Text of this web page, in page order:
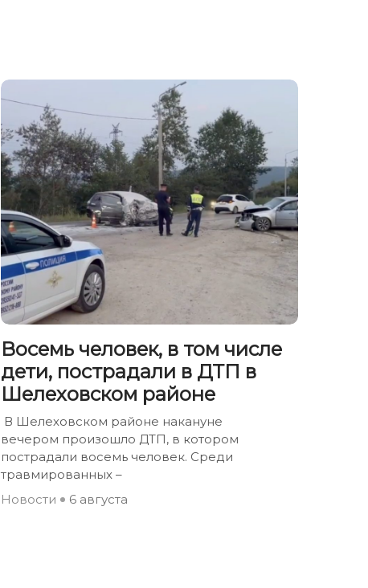
Восемь человек, в том числе
дети, пострадали в ДТП в
Шелеховском районе
В Шелеховском районе накануне
вечером произошло ДТП, в котором
пострадали восемь человек. Среди
травмированных –
Новости
6 августа